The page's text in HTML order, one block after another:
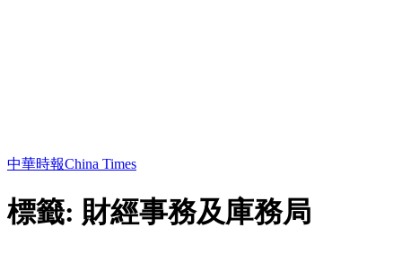
中華時報China Times
標籤: 財經事務及庫務局